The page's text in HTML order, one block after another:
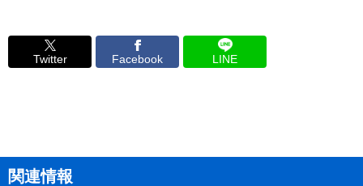
Twitter Facebook LINE
関連情報